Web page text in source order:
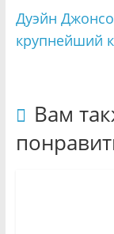
Дуэйн
крупнейший
Вам